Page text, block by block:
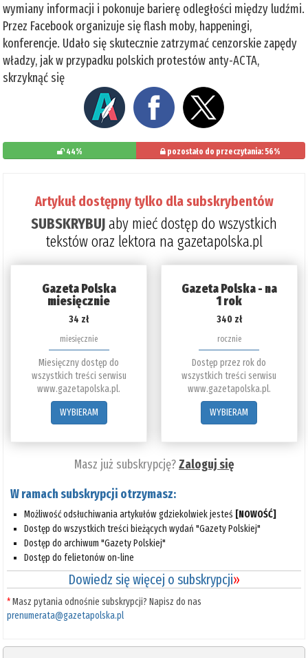
wymiany informacji i pokonuje barierę odległości między ludźmi.
Przez Facebook organizuje się flash moby, happeningi,
konferencje. Udało się skutecznie zatrzymać cenzorskie zapędy
władzy, jak w przypadku polskich protestów anty-ACTA,
skrzyknąć się
44% pozostało do przeczytania: 56%
Artykuł dostępny tylko dla subskrybentów
SUBSKRYBUJaby mieć dostęp do wszystkich
tekstów oraz lektora na gazetapolska.pl
Gazeta Polska
miesięcznie
34 zł
miesięcznie
Miesięczny dostęp do
wszystkich treści serwisu
www.gazetapolska.pl.
WYBIERAM
Gazeta Polska - na
1 rok
340 zł
rocznie
Dostęp przez rok do
wszystkich treści serwisu
www.gazetapolska.pl.
WYBIERAM
Masz już subskrypcję?Zaloguj się
W ramach subskrypcji otrzymasz:
Możliwość odsłuchiwania artykułów gdziekolwiek jesteś [NOWOŚĆ]
Dostęp do wszystkich treści bieżących wydań "Gazety Polskiej"
Dostęp do archiwum "Gazety Polskiej"
Dostęp do felietonów on-line
Dowiedz się więcej o subskrypcji»
*Masz pytania odnośnie subskrypcji? Napisz do nas
prenumerata@gazetapolska.pl